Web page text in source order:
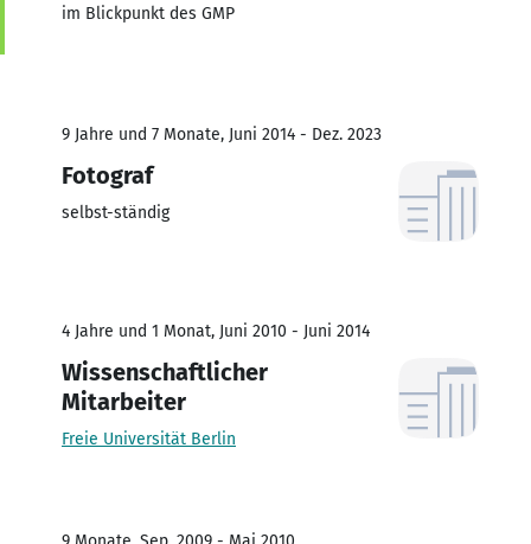
im Blickpunkt des GMP
9 Jahre und 7 Monate, Juni 2014 - Dez. 2023
Fotograf
selbst-ständig
4 Jahre und 1 Monat, Juni 2010 - Juni 2014
Wissenschaftlicher
Mitarbeiter
Freie Universität Berlin